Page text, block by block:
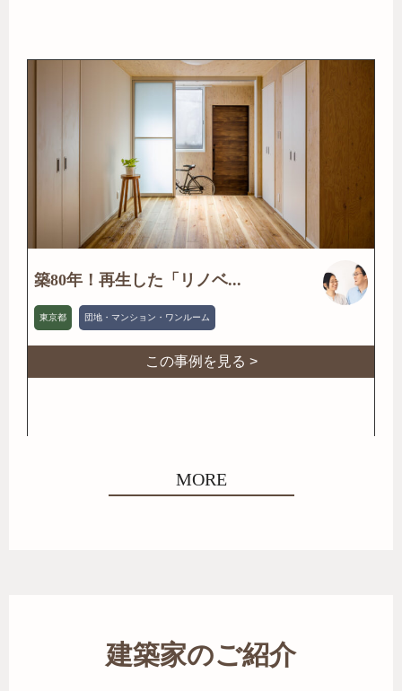
築80年！再生した「リノベ...
東京都 団地・マンション・ワンルーム
この事例を見る >
MORE
建築家のご紹介